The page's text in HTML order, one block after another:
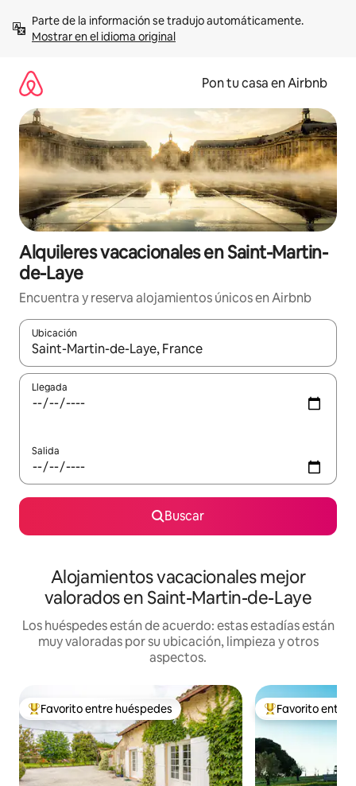
contenidoMostrar en el idioma original
Pon tu casa en Airbnb
Alquileres vacacionales en Saint-Martin-
de-Laye
Encuentra y reserva alojamientos únicos en Airbnb
Ubicación
Cuando los resultados estén disponibles, navega con las
Llegada
Salida
Buscar
Alojamientos vacacionales mejor
valorados en Saint-Martin-de-Laye
Los huéspedes están de acuerdo: estas estadías están
muy valoradas por su ubicación, limpieza y otros
aspectos.
Favorito entre huéspedes preferido
Favorito entre huéspedes Favorito entre
Favorito entre